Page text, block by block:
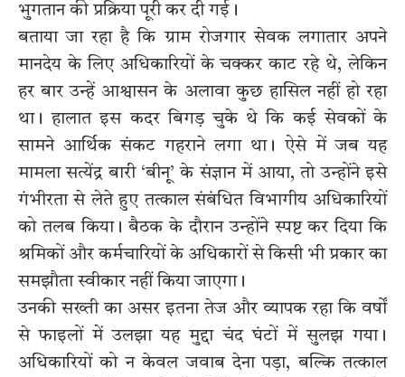
भुगतान की प्रक्रिया पूरी कर दी गई।
बताया जा रहा है कि ग्राम रोजगार सेवक लगातार अपने
मानदेय के लिए अधिकारियों के चक्कर काट रहे थे, लेकिन
हर बार उन्हें आश्वासन के अलावा कुछ हासिल नहीं हो रहा
था। हालात इस कदर बिगड़ चुके थे कि कई सेवकों के
सामने आर्थिक संकट गहराने लगा था। ऐसे में जब यह
मामला सत्येंद्र बारी ‘बीनू’ के संज्ञान में आया, तो उन्होंने इसे
गंभीरता से लेते हुए तत्काल संबंधित विभागीय अधिकारियों
को तलब किया। बैठक के दौरान उन्होंने स्पष्ट कर दिया कि
श्रमिकों और कर्मचारियों के अधिकारों से किसी भी प्रकार का
समझौता स्वीकार नहीं किया जाएगा।
उनकी सख्ती का असर इतना तेज और व्यापक रहा कि वर्षों
से फाइलों में उलझा यह मुद्दा चंद घंटों में सुलझ गया।
अधिकारियों को न केवल जवाब देना पड़ा, बल्कि तत्काल